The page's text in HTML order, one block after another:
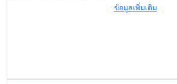
ข้อมูลเพิ่มเติม